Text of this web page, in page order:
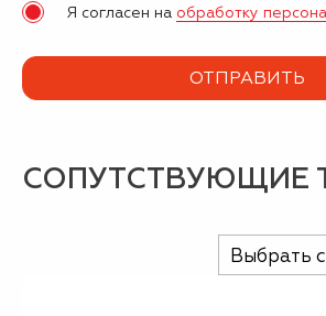
Я согласен на обработку
СОПУТСТВУЮЩИЕ
Выбрать